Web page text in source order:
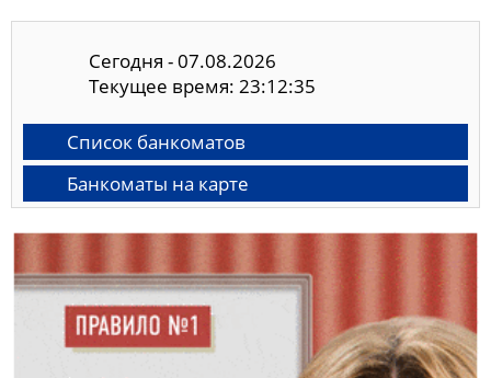
Сегодня - 07.08.2026
Текущее время: 23:12:35
Список банкоматов
Банкоматы на карте